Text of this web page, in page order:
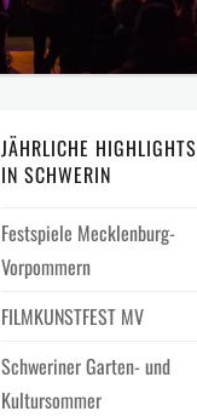
JÄHRLICHE HIGHLIGHTS
IN SCHWERIN
Festspiele Mecklenburg-
Vorpommern
FILMKUNSTFEST MV
Schweriner Garten- und
Kultursommer